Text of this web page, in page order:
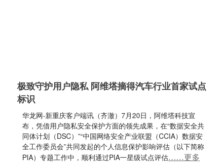
极致守护用户隐私 阿维塔摘得汽车行业首家试点
标识
华龙网-新重庆客户端讯（齐澈）7月20日，阿维塔科技宣
布，凭借用户隐私安全保护方面的领先成果，在“数据安全共
同体计划（DSC）”“中国网络安全产业联盟（CCIA）数据安
全工作委员会”共同发起的个人信息保护影响评估（以下简称
PIA）专题工作中，顺利通过PIA一星级试点评估……更多